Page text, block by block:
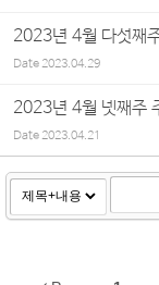
2023년 4월 다섯째
Date2023.04.29
2023년 4월 넷째주
Date2023.04.21